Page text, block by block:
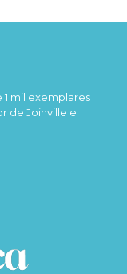
1 mil exemplares
de Joinville e